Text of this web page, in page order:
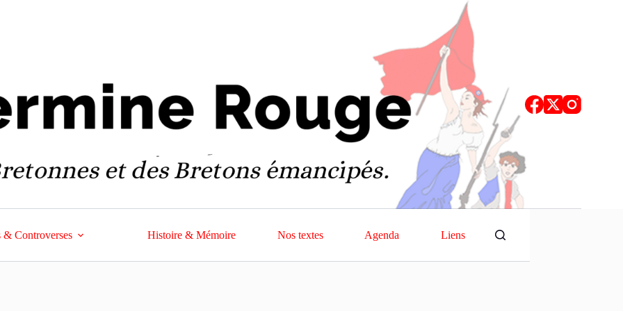
& Controverses Histoire & Mémoire Nos textes Agenda Liens